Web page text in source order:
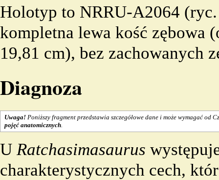
Holotyp to NRRU-A2064
kompletna lewa kość zębowa
19,81 cm), bez zachowanych
Diagnoza
Uwaga! Poniższy fragment przedstawia szczegółowe dane i może wymagać od
pojęć anatomicznych.
U Ratchasimasaurus
charakterystycznych cech,